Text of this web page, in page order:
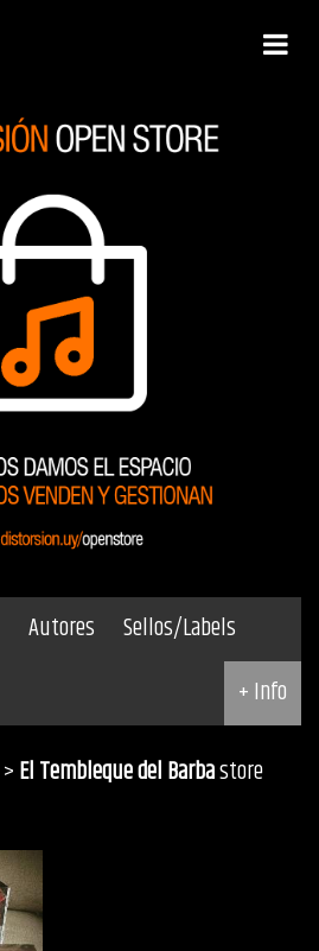
Autores
Sellos/Labels
+ Info
>El Tembleque del Barbastore